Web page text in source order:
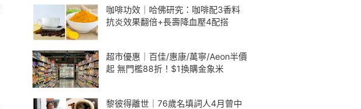
咖啡功效｜哈佛研究：咖啡配3香料
抗炎效果翻倍+長壽降血壓4配搭
超市優惠｜百佳/惠康/萬寧/Aeon半價
起 無門檻88折！$1換購金象米
黎彼得離世｜76歲名填詞人4月曾中